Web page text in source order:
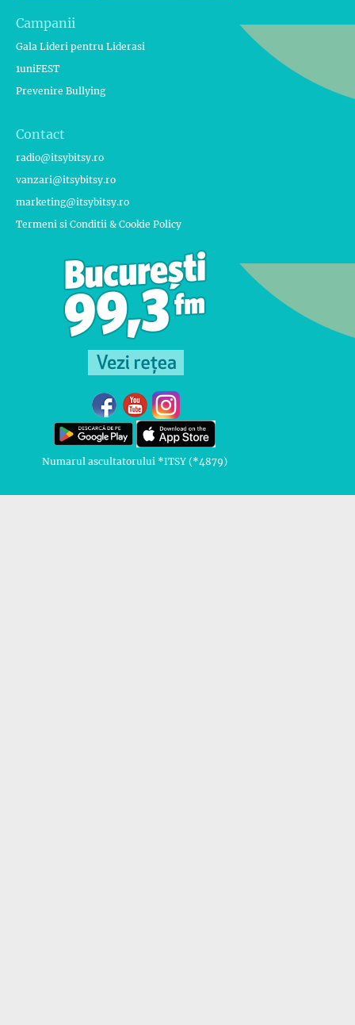
Campanii
Gala Lideri pentru Liderasi
1uniFEST
Prevenire Bullying
Contact
radio@itsybitsy.ro
vanzari@itsybitsy.ro
marketing@itsybitsy.ro
Termeni si Conditii & Cookie Policy
Numarul ascultatorului *ITSY (*4879)